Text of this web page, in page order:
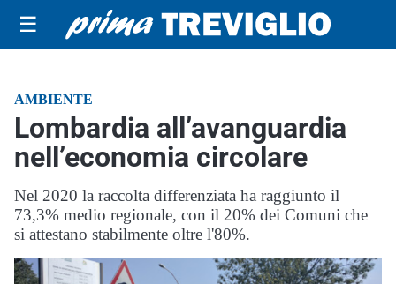
☰
AMBIENTE
Lombardia all’avanguardia
nell’economia circolare
Nel 2020 la raccolta differenziata ha raggiunto il
73,3% medio regionale, con il 20% dei Comuni che
si attestano stabilmente oltre l'80%.